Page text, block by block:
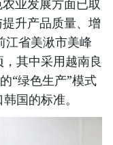
业发展方面已取
升产品质量、增
江省美湫市美峰
其中采用越南良
“绿色生产”模式
国的标准。